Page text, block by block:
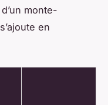
monte-
en